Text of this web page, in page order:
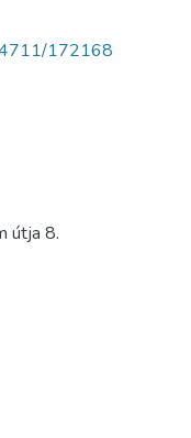
172168
útja 8.